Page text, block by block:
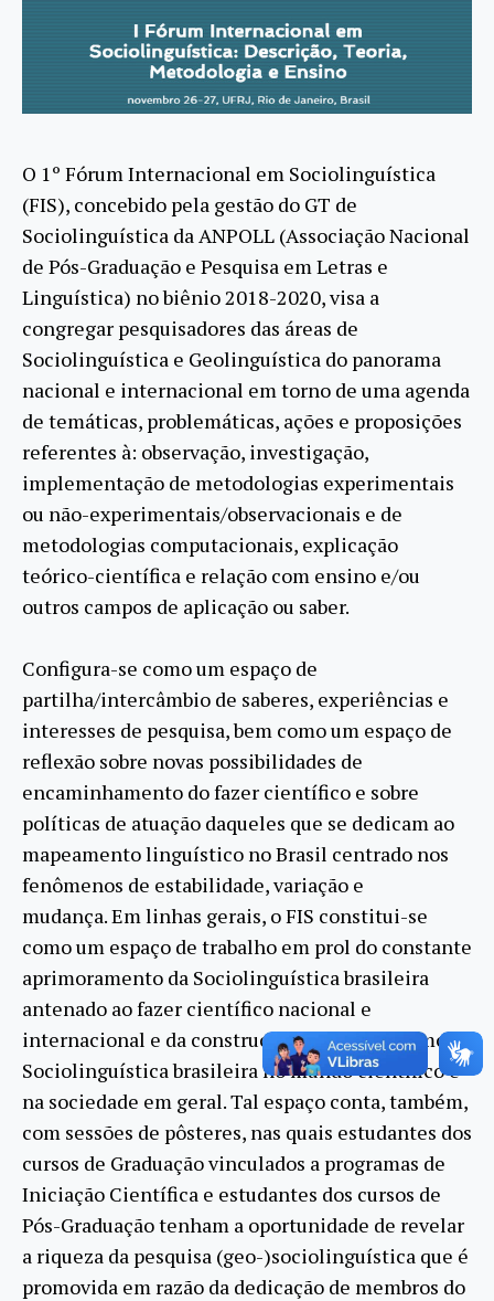
O 1º Fórum Internacional em Sociolinguística
(FIS), concebido pela gestão do GT de
Sociolinguística da ANPOLL (Associação Nacional
de Pós-Graduação e Pesquisa em Letras e
Linguística) no biênio 2018-2020, visa a
congregar pesquisadores das áreas de
Sociolinguística e Geolinguística do panorama
nacional e internacional em torno de uma agenda
de temáticas, problemáticas, ações e proposições
referentes à: observação, investigação,
implementação de metodologias experimentais
ou não-experimentais/observacionais e de
metodologias computacionais, explicação
teórico-científica e relação com ensino e/ou
outros campos de aplicação ou saber.
Configura-se como um espaço de
partilha/intercâmbio de saberes, experiências e
interesses de pesquisa, bem como um espaço de
reflexão sobre novas possibilidades de
encaminhamento do fazer científico e sobre
políticas de atuação daqueles que se dedicam ao
mapeamento linguístico no Brasil centrado nos
fenômenos de estabilidade, variação e
mudança. Em linhas gerais, o FIS constitui-se
como um espaço de trabalho em prol do constante
aprimoramento da Sociolinguística brasileira
antenado ao fazer científico nacional e
internacional e da construção do protagonismo da
Sociolinguística brasileira no mundo científico e
na sociedade em geral. Tal espaço conta, também,
com sessões de pôsteres, nas quais estudantes dos
cursos de Graduação vinculados a programas de
Iniciação Científica e estudantes dos cursos de
Pós-Graduação tenham a oportunidade de revelar
a riqueza da pesquisa (geo-)sociolinguística que é
promovida em razão da dedicação de membros do